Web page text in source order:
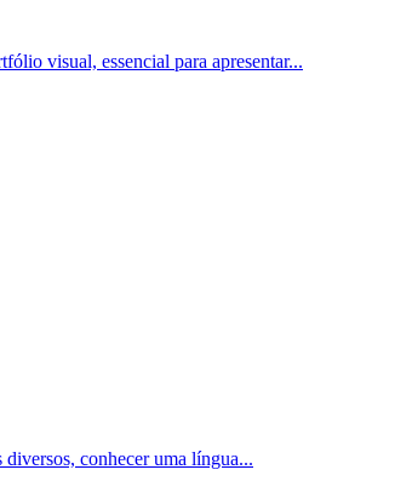
visual, essencial para apresentar...
conhecer uma língua...